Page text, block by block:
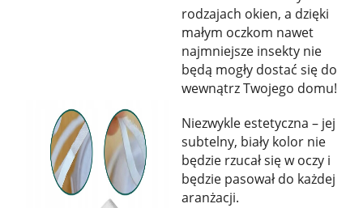
rodzajach okien, a dzięki
małym oczkom nawet
najmniejsze insekty nie
będą mogły dostać się do
wewnątrz Twojego domu!
Niezwykle estetyczna – jej
subtelny, biały kolor nie
będzie rzucał się w oczy i
będzie pasował do każdej
aranżacji.